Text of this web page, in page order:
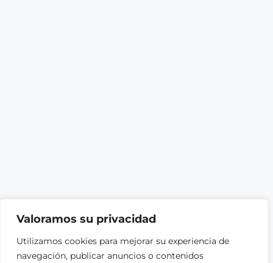
Valoramos su privacidad
Utilizamos cookies para mejorar su experiencia de
navegación, publicar anuncios o contenidos